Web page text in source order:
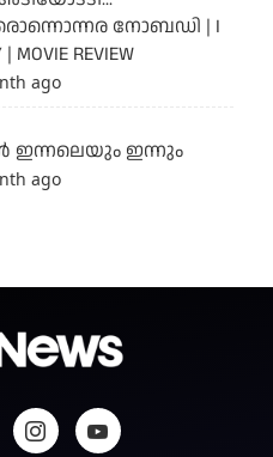
നോബഡി | I
| MOVIE REVIEW
ago
ഇന്നലെയും ഇന്നും
ago